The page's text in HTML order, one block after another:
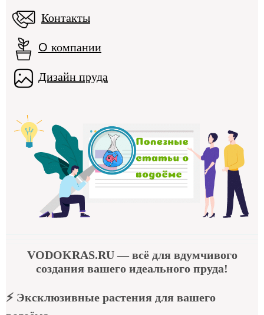
Контакты
О компании
Дизайн пруда
VODOKRAS.RU— всё для вдумчивого
создания вашего идеального пруда!
⚡ Эксклюзивные растения для вашего